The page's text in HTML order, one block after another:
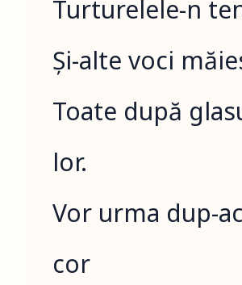
Turturelele-n
Și-alte voci
Toate după
lor.
Vor urma dup-
cor